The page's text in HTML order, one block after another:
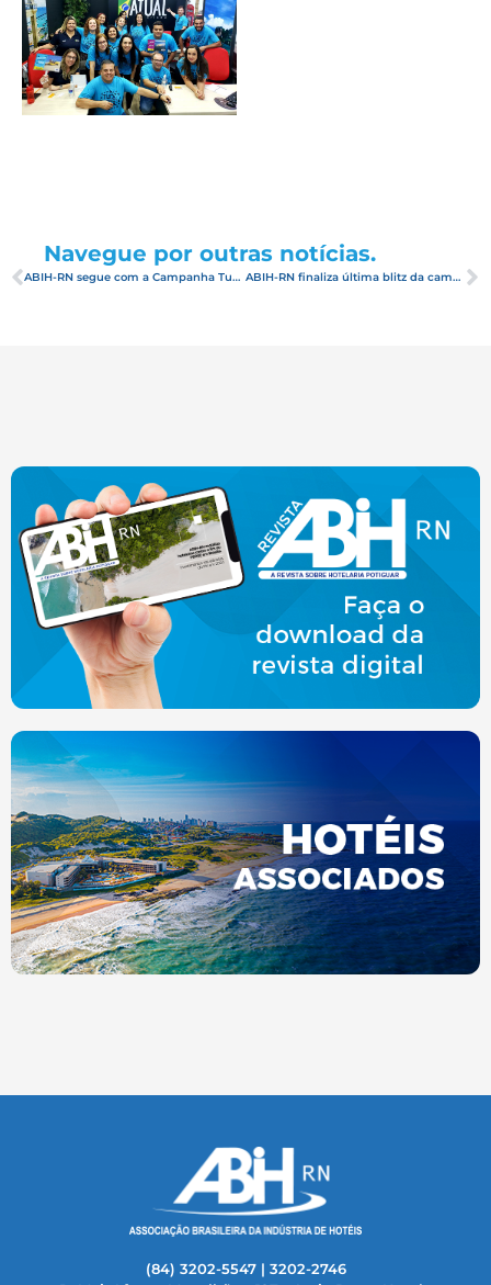
Navegue por outras notícias.
ABIH-RN segue com a Campanha Tudo Começa Azul em Maringá-PR ABIH-RN finaliza última blitz da campanha Tudo Começa Azul, na cidade de Bauru-SP
(84) 3202-5547 | 3202-2746